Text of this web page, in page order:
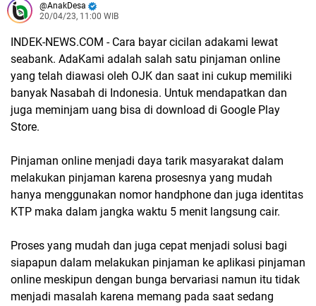
AnakDesa
20/04/23, 11:00 WIB
INDEK-NEWS.COM - Cara bayar cicilan adakami lewat
seabank. AdaKami adalah salah satu pinjaman online
yang telah diawasi oleh OJK dan saat ini cukup memiliki
banyak Nasabah di Indonesia. Untuk mendapatkan dan
juga meminjam uang bisa di download di Google Play
Store.
Pinjaman online menjadi daya tarik masyarakat dalam
melakukan pinjaman karena prosesnya yang mudah
hanya menggunakan nomor handphone dan juga identitas
KTP maka dalam jangka waktu 5 menit langsung cair.
Proses yang mudah dan juga cepat menjadi solusi bagi
siapapun dalam melakukan pinjaman ke aplikasi pinjaman
online meskipun dengan bunga bervariasi namun itu tidak
menjadi masalah karena memang pada saat sedang